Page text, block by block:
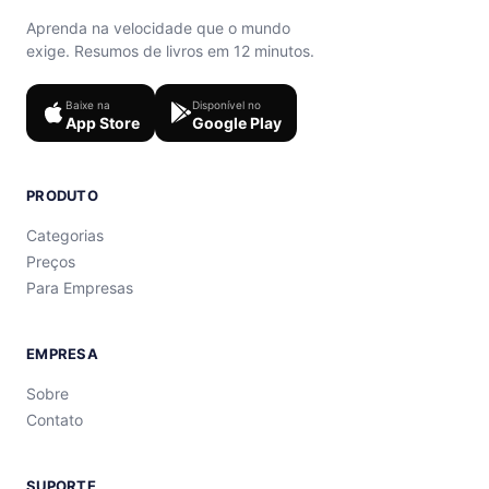
Aprenda na velocidade que o mundo
exige. Resumos de livros em 12 minutos.
Baixe na
App Store
Disponível no
Google Play
PRODUTO
Categorias
Preços
Para Empresas
EMPRESA
Sobre
Contato
SUPORTE